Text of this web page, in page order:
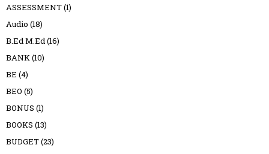
ASSESSMENT(1)
Audio (18)
B.Ed M.Ed(16)
BANK(10)
BE (4)
BEO (5)
BONUS (1)
BOOKS (13)
BUDGET(23)